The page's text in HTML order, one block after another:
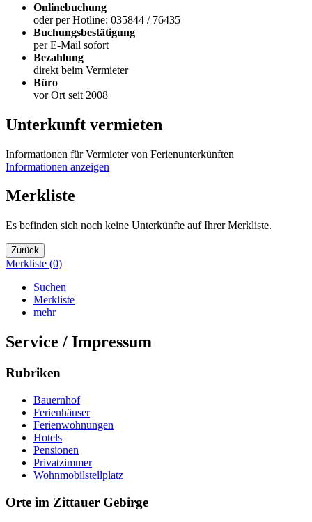
Onlinebuchung
oder per Hotline: 035844 / 76435
Buchungsbestätigung
per E-Mail sofort
Bezahlung
direkt beim Vermieter
Büro
vor Ort seit 2008
Unterkunft vermieten
Informationen für Vermieter von Ferienunterkünften
Informationen anzeigen
Merkliste
Es befinden sich noch keine Unterkünfte auf Ihrer Merkliste.
Zurück
Merkliste (0)
Suchen
Merkliste
mehr
Service / Impressum
Rubriken
Bauernhof
Ferienhäuser
Ferienwohnungen
Hotels
Pensionen
Privatzimmer
Wohnmobilstellplatz
Orte im Zittauer Gebirge